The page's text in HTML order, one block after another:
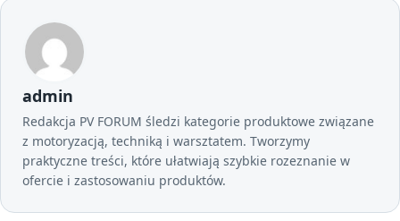
admin
Redakcja PV FORUM śledzi kategorie produktowe związane
z motoryzacją, techniką i warsztatem. Tworzymy
praktyczne treści, które ułatwiają szybkie rozeznanie w
ofercie i zastosowaniu produktów.